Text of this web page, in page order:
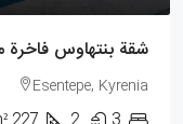
شقة بنتهاوس فاخرة مفروشة
Esentepe, Kyrenia